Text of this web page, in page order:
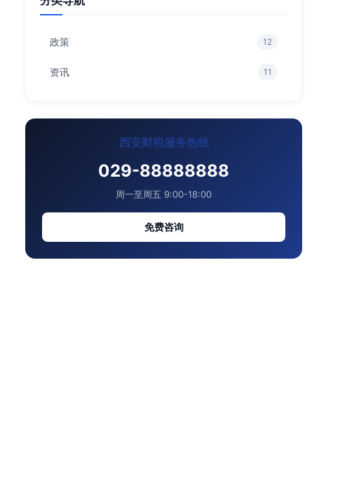
政策 12
资讯 11
西安财税服务热线
029-88888888
周一至周五 9:00-18:00
免费咨询